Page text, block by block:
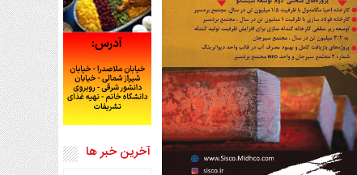
آخرین خبر ها